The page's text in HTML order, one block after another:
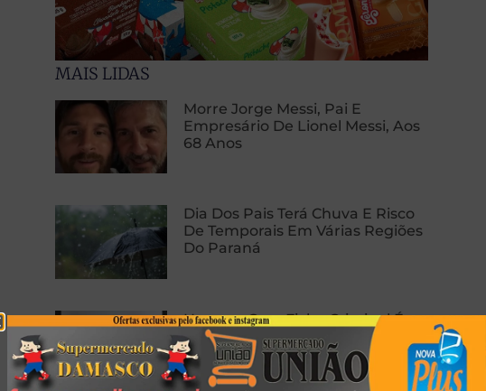
MAIS LIDAS
Morre Jorge Messi, Pai E
Empresário De Lionel Messi, Aos
68 Anos
Dia Dos Pais Terá Chuva E Risco
De Temporais Em Várias Regiões
Do Paraná
Homem Com Ficha Criminal É
Preso Com Revólver Carregado
Em Presidente Prudente